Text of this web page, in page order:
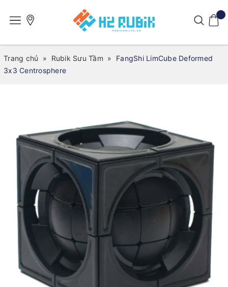
Trang chủ » Rubik Sưu Tầm »
FangShi LimCube Deformed
3x3 Centrosphere